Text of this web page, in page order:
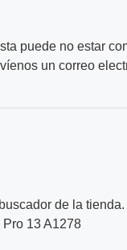
puede no estar
un correo
de la tienda.
13 A1278